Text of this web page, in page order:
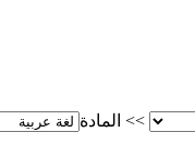
>> المادة